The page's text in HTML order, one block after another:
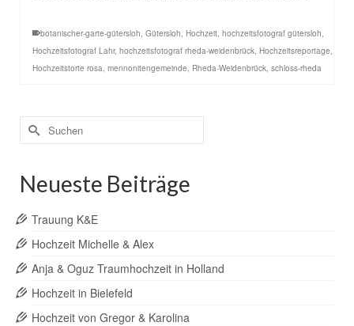
botanischer-garte-gütersloh, Gütersloh, Hochzeit, hochzeitsfotograf gütersloh,
Hochzeitsfotograf Lahr, hochzeitsfotograf rheda-weidenbrück, Hochzeitsreportage,
Hochzeitstorte rosa, mennonitengemeinde, Rheda-Weidenbrück, schloss-rheda
Suchen
nach:
Neueste Beiträge
Trauung K&E
Hochzeit Michelle & Alex
Anja & Oguz Traumhochzeit in Holland
Hochzeit in Bielefeld
Hochzeit von Gregor & Karolina